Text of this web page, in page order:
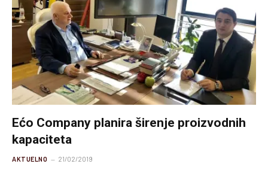
Ećo Company planira širenje proizvodnih
kapaciteta
AKTUELNO 21/02/2019